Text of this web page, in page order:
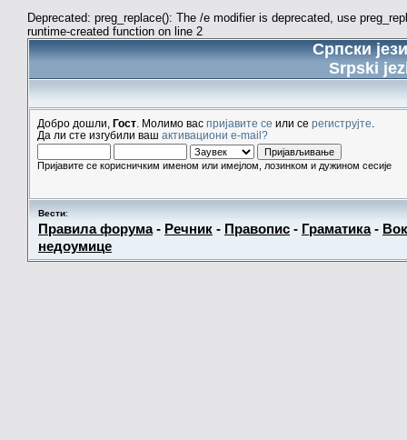
Deprecated: preg_replace(): The /e modifier is deprecated, use
runtime-created function on line 2
Српски
Srpski
Добро дошли, Гост . Молимо вас пријавите се или се региструјте
Да ли сте изгубили ваш активациони e-mail?
Пријавите се корисничким именом или имејлом, лозинком и дужином сесије
Вести:
Правила форума- Речник - Правопис - Граматика-
недоумице